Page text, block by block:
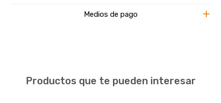
Medios de pago
Productos que te pueden interesar